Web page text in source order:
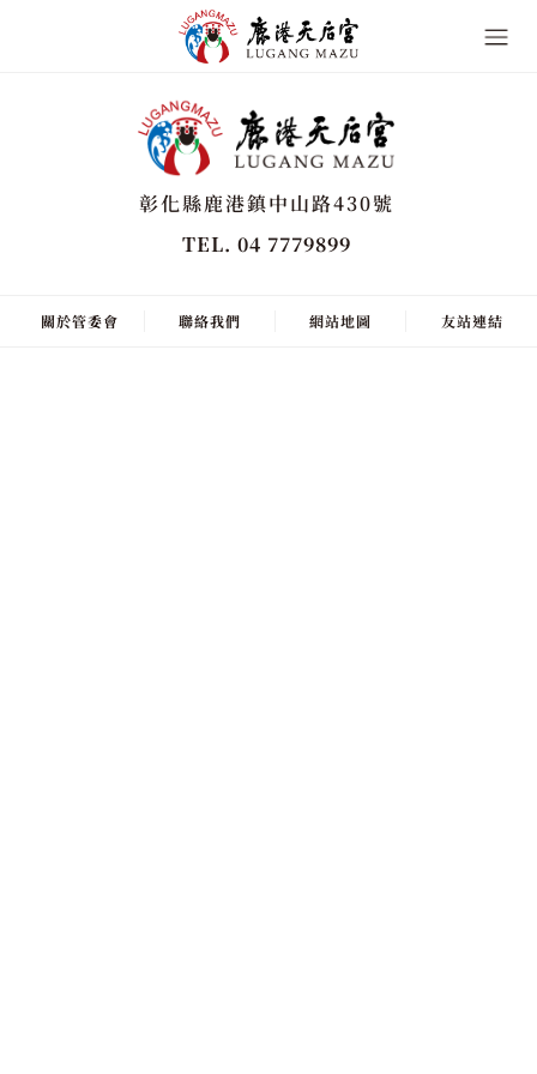
彰化縣鹿港鎮中山路430號
TEL. 04 7779899
關於管委會 聯絡我們 網站地圖 友站連結